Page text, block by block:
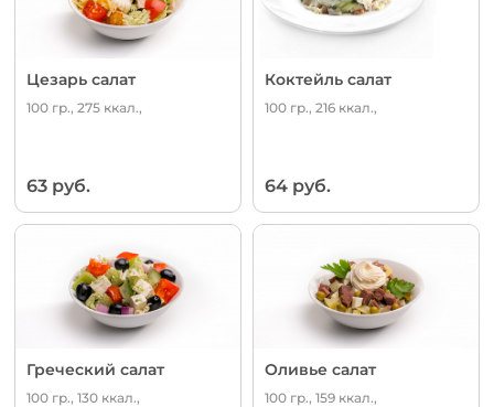
Цезарь салат
100 гр., 275 ккал.,
63 руб.
Коктейль салат
100 гр., 216 ккал.,
64 руб.
Греческий салат
100 гр., 130 ккал.,
Оливье салат
100 гр., 159 ккал.,